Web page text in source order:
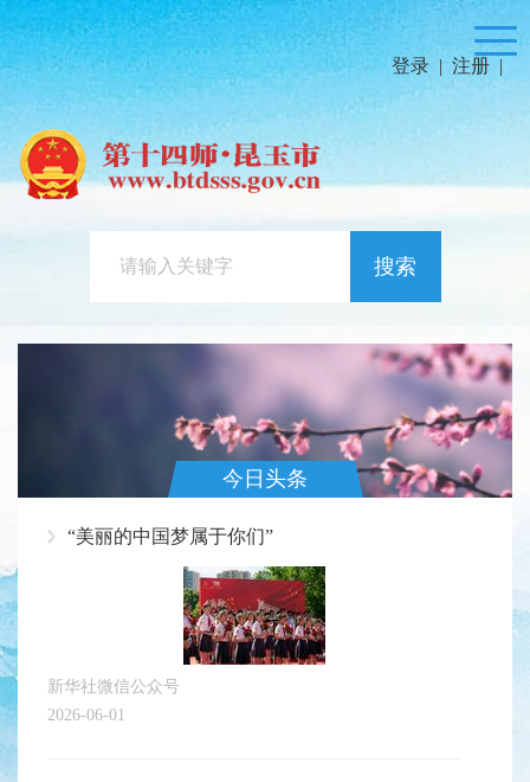
登录 | 注册 |
搜索
今日头条
“美丽的中国梦属于你们”
新华社微信公众号
2026-06-01